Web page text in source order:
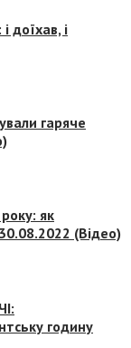
доїхав, і
гаряче
як
(Відео)
годину